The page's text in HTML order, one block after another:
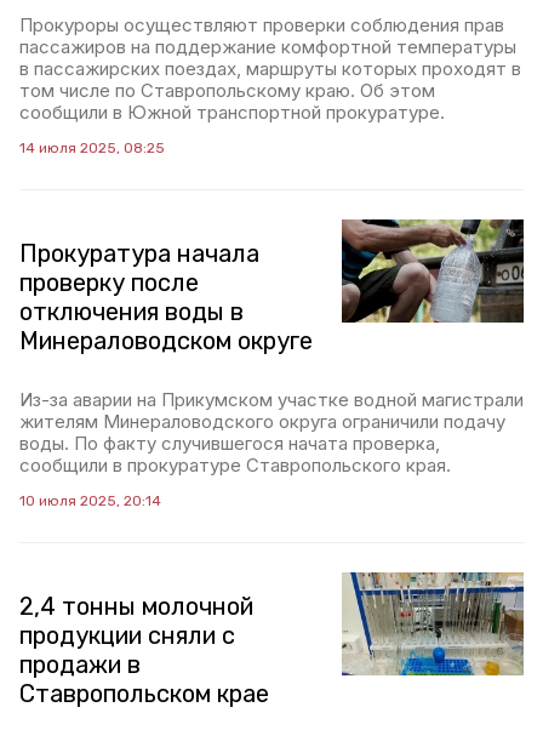
Прокуроры осуществляют проверки соблюдения прав
пассажиров на поддержание комфортной температуры
в пассажирских поездах, маршруты которых проходят в
том числе по Ставропольскому краю. Об этом
сообщили в Южной транспортной прокуратуре.
14 июля 2025, 08:25
Прокуратура начала
проверку после
отключения воды в
Минераловодском округе
Из-за аварии на Прикумском участке водной магистрали
жителям Минераловодского округа ограничили подачу
воды. По факту случившегося начата проверка,
сообщили в прокуратуре Ставропольского края.
10 июля 2025, 20:14
2,4 тонны молочной
продукции сняли с
продажи в
Ставропольском крае